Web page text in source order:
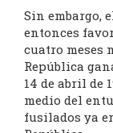
Sin embargo,
entonces
cuatro meses
República
14 de abril de
medio del
fusilados ya